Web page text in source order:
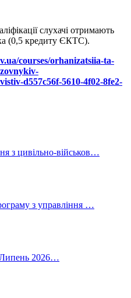
слухачі отримають
(0,5 кредиту ЄКТС).
courses/orhanizatsiia-ta-
d557c56f-5610-4f02-8fe2-
з цивільно-військов…
з управління …
Липень 2026…